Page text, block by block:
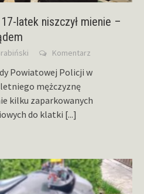
latek niszczył mienie –
Komentarz
Powiatowej Policji w
mężczyznę
kilku zaparkowanych
do klatki [...]